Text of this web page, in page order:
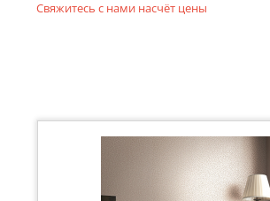
Свяжитесь с нами насчёт цены